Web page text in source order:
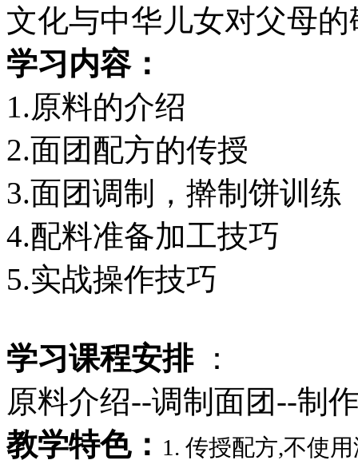
文化与中华儿女对父母
学习内容：
1.原料的介绍
2.面团配方的传授
3.面团调制，擀制饼训练
4.配料准备加工技巧
5.实战操作技巧
学习课程安排
：
原料介绍--调制面团--制
教学特色： 1. 传授配方,不使